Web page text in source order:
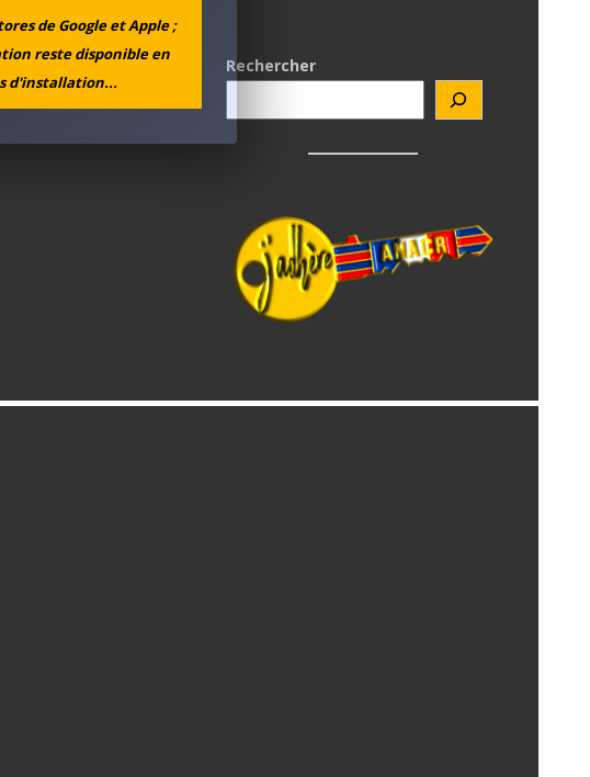
de Google et Apple ;
reste disponible en
d'installation...
Rechercher